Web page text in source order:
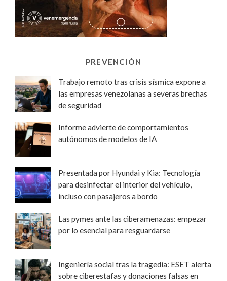
PREVENCIÓN
Trabajo remoto tras crisis sísmica expone a
las empresas venezolanas a severas brechas
de seguridad
Informe advierte de comportamientos
autónomos de modelos de IA
Presentada por Hyundai y Kia: Tecnología
para desinfectar el interior del vehículo,
incluso con pasajeros a bordo
Las pymes ante las ciberamenazas: empezar
por lo esencial para resguardarse
Ingeniería social tras la tragedia: ESET alerta
sobre ciberestafas y donaciones falsas en